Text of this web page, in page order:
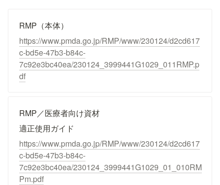
RMP（本体）
https://www.pmda.go.jp/RMP/www/230124/d2cd617
c-bd5e-47b3-b84c-
7c92e3bc40ea/230124_3999441G1029_011RMP.p
df
RMP／医療者向け資材
適正使用ガイド
https://www.pmda.go.jp/RMP/www/230124/d2cd617
c-bd5e-47b3-b84c-
7c92e3bc40ea/230124_3999441G1029_01_010RM
Pm.pdf